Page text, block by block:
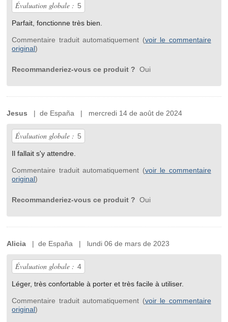
Évaluation globale : 5
Parfait, fonctionne très bien.
Commentaire traduit automatiquement (voir le commentaire
original)
Recommanderiez-vous ce produit ? Oui
Jesus | de España | mercredi 14 de août de 2024
Évaluation globale : 5
Il fallait s'y attendre.
Commentaire traduit automatiquement (voir le commentaire
original)
Recommanderiez-vous ce produit ? Oui
Alicia | de España | lundi 06 de mars de 2023
Évaluation globale : 4
Léger, très confortable à porter et très facile à utiliser.
Commentaire traduit automatiquement (voir le commentaire
original)